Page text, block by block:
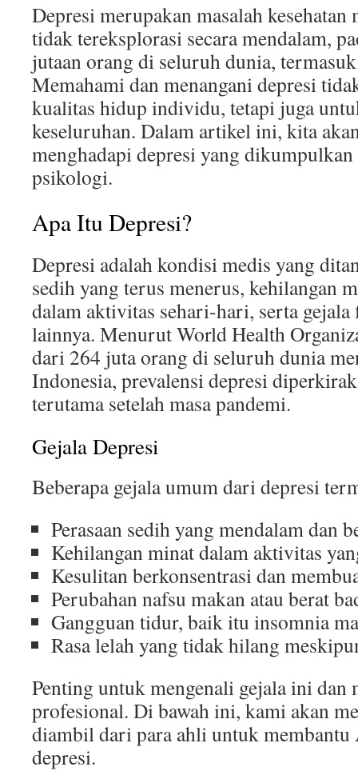
Depresi merupakan masalah
tidak tereksplorasi secara mendalam,
jutaan orang di seluruh dunia,
Memahami dan menangani depresi
kualitas hidup individu, tetapi juga
keseluruhan. Dalam artikel ini, kita
menghadapi depresi yang
psikologi.
Apa Itu Depresi?
Depresi adalah kondisi medis yang
sedih yang terus menerus, kehilangan
dalam aktivitas sehari-hari, serta
lainnya. Menurut World Health
dari 264 juta orang di seluruh dunia
Indonesia, prevalensi depresi
terutama setelah masa pandemi.
Gejala Depresi
Beberapa gejala umum dari depresi
Perasaan sedih yang mendalam dan
Kehilangan minat dalam aktivitas
Kesulitan berkonsentrasi dan
Perubahan nafsu makan atau berat
Gangguan tidur, baik itu insomnia
Rasa lelah yang tidak hilang
Penting untuk mengenali gejala ini dan
profesional. Di bawah ini, kami akan
diambil dari para ahli untuk membantu
depresi.